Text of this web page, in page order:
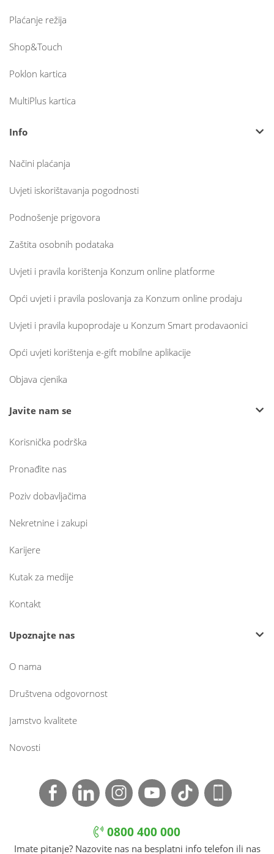
Plaćanje režija
Shop&Touch
Poklon kartica
MultiPlus kartica
Info
Načini plaćanja
Uvjeti iskorištavanja pogodnosti
Podnošenje prigovora
Zaštita osobnih podataka
Uvjeti i pravila korištenja Konzum online platforme
Opći uvjeti i pravila poslovanja za Konzum online prodaju
Uvjeti i pravila kupoprodaje u Konzum Smart prodavaonici
Opći uvjeti korištenja e-gift mobilne aplikacije
Objava cjenika
Javite nam se
Korisnička podrška
Pronađite nas
Poziv dobavljačima
Nekretnine i zakupi
Karijere
Kutak za medije
Kontakt
Upoznajte nas
O nama
Društvena odgovornost
Jamstvo kvalitete
Novosti
0800 400 000
Imate pitanje? Nazovite nas na besplatni info telefon ili nas